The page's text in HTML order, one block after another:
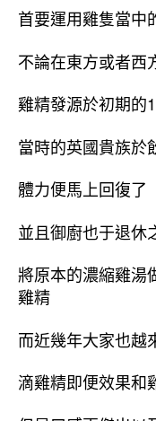
首要運用雞隻當中
不論在東方或者西
雞精發源於初期的
當時的英國貴族於
體力便馬上回復了
並且御廚也于退休
將原本的濃縮雞湯
雞精
而近幾年大家也越
滴雞精即便效果和